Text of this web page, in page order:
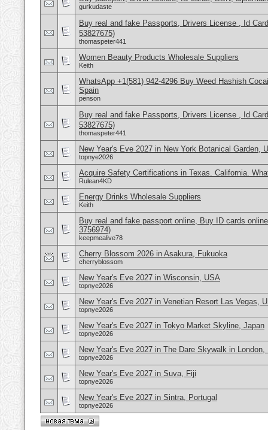
gurkudaste
Buy real and fake Passports, Drivers License , Id
53827675)
thomaspeter441
Women Beauty Products Wholesale Suppliers
Keith
WhatsApp +1(581) 942-4296 Buy Weed Hashish
Spain
penson
Buy real and fake Passports, Drivers License , Id
53827675)
thomaspeter441
New Year's Eve 2027 in New York Botanical Garden,
topnye2026
Acquire Safety Certifications in Texas. California.
Rulean4KD
Energy Drinks Wholesale Suppliers
Keith
Buy real and fake passport online, Buy ID cards
3756974)
keepmealive78
Cherry Blossom 2026 in Asakura, Fukuoka
cherryblossom
New Year's Eve 2027 in Wisconsin, USA
topnye2026
New Year's Eve 2027 in Venetian Resort Las Vegas,
topnye2026
New Year's Eve 2027 in Tokyo Market Skyline, Japan
topnye2026
New Year's Eve 2027 in The Dare Skywalk in London,
topnye2026
New Year's Eve 2027 in Suva, Fiji
topnye2026
New Year's Eve 2027 in Sintra, Portugal
topnye2026